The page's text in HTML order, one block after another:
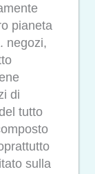
pianeta
negozi,
di
tutto
sulla